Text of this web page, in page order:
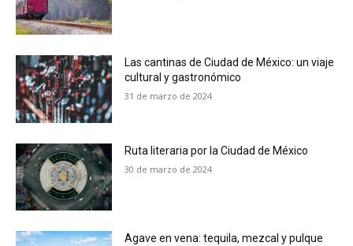
Las cantinas de Ciudad de México: un viaje
cultural y gastronómico
31 de marzo de 2024
Ruta literaria por la Ciudad de México
30 de marzo de 2024
Agave en vena: tequila, mezcal y pulque